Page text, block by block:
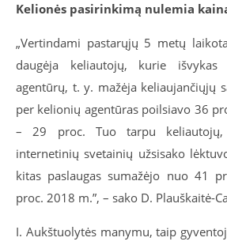
Kelionės pasirinkimą nulemia
„Vertindami pastarųjų 5 metų
daugėja keliautojų, kurie
agentūrų, t. y. mažėja keliaujančiųjų
per kelionių agentūras poilsiavo 36
– 29 proc. Tuo tarpu
internetinių svetainių užsisako
kitas paslaugas sumažėjo nuo 41
proc. 2018 m.”, – sako D. Plauškaitė-
I. Aukštuolytės manymu, taip